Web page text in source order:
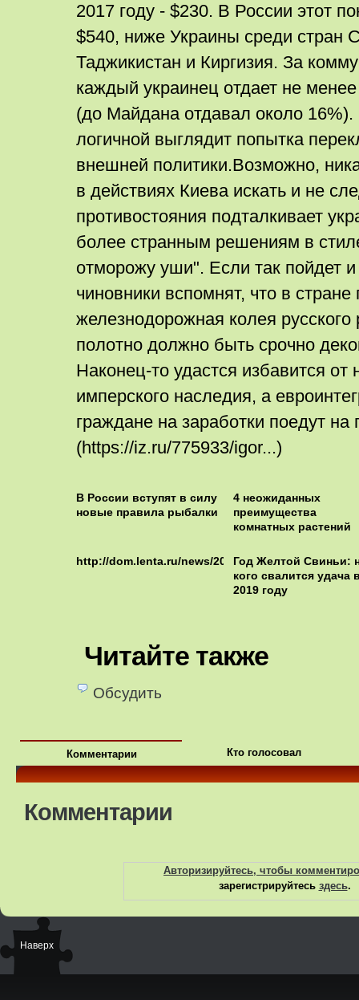
2017 году - $230. В России этот
$540, ниже Украины среди стран
Таджикистан и Киргизия. За
каждый украинец отдает не
(до Майдана отдавал около 16%).
логичной выглядит попытка
внешней политики.Возможно,
в действиях Киева искать и не
противостояния подталкивает
более странным решениям в
отморожу уши". Если так пойдет
чиновники вспомнят, что в
железнодорожная колея русского
полотно должно быть срочно
Наконец-то удастся избавится от
имперского наследия, а
граждане на заработки поедут на
(https://iz.ru/775933/igor...)
В России вступят в силу
новые правила рыбалки
4 неожиданных
преимущества
комнатных растений
http://dom.lenta.ru/news/2018/02/26/mortgagestats/
Год Желтой Свиньи:
кого свалится удача
2019 году
Читайте также
Обсудить
Комментарии Кто голосовал
Комментарии
Авторизируйтесь, чтобы
зарегистрируйтесь здесь.
Наверх